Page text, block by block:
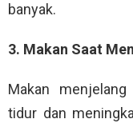
banyak.
3. Makan Saat
Makan
tidur dan